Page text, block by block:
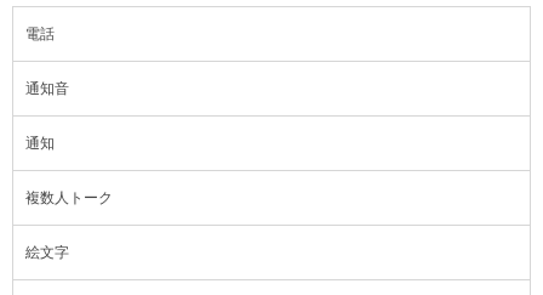
電話
通知音
通知
複数人トーク
絵文字